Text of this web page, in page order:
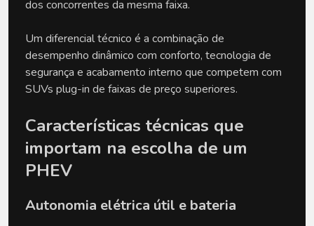
dos concorrentes da mesma faixa.
Um diferencial técnico é a combinação de
desempenho dinâmico com conforto, tecnologia de
segurança e acabamento interno que competem com
SUVs plug-in de faixas de preço superiores.
Características técnicas que
importam na escolha de um
PHEV
Autonomia elétrica útil e bateria